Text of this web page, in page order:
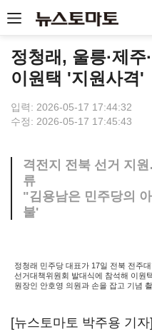
정청래, 울릉·제
이원택 '지원사격'
입력: 2026-05-17 17:44:32
수정: 2026-05-17 17:45:43
격전지 전북 선거 지
류
"김용남은 민주당의
불'
정청래 민주당 대표가 17일 전북 전주
선거대책위원회 발대식에 참석해 이원
원장인 안호영 의원과 손을 잡고 기념
[뉴스토마토 박주용 기